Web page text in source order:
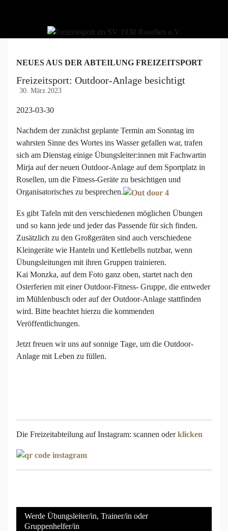
NEUES AUS DER ABTEILUNG FREIZEITSPORT
Freizeitsport: Outdoor-Anlage besichtigt
30. März 2023
2023-03-30
Nachdem der zunächst geplante Termin am Sonntag im
wahrsten Sinne des Wortes ins Wasser gefallen war, trafen
sich am Dienstag einige Übungsleiter:innen mit Fachwartin
Mirja auf der neuen Outdoor-Anlage auf dem Sportplatz in
Rosellen, um die Fitness-Geräte zu besichtigen und
Organisatorisches zu besprechen.
Es gibt Tafeln mit den verschiedenen möglichen Übungen
und so kann jede und jeder das Passende für sich finden.
Zusätzlich zu den Großgeräten sind auch verschiedene
Kleingeräte wie Hanteln und Kettlebells nutzbar, wenn
Übungsleitungen mit ihren Gruppen trainieren.
Kai Monzka, auf dem Foto ganz oben, startet nach den
Osterferien mit einer Outdoor-Fitness- Gruppe, die entweder
im Mühlenbusch oder auf der Outdoor-Anlage stattfinden
wird. Bitte beachtet hierzu die kommenden
Veröffentlichungen.
Jetzt freuen wir uns auf sonnige Tage, um die Outdoor-
Anlage mit Leben zu füllen.
Die Freizeitabteilung auf Instagram: scannen oderklicken
Werde Übungsleiter/in, Trainer/in oder
Gruppenhelfer/in